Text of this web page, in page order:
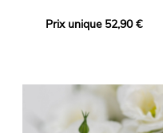
Prix unique 52,90 €